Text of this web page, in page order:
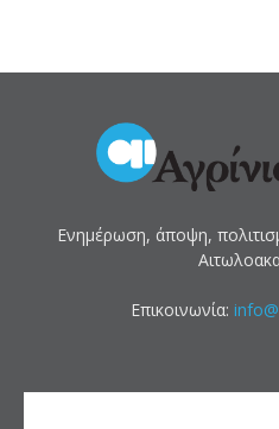
Ενημέρωση, άποψη,
Επικοινωνία: